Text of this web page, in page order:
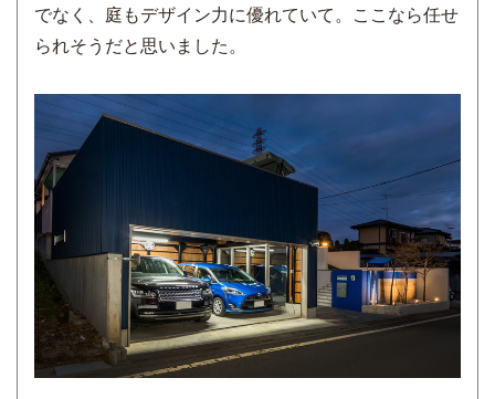
でなく、庭もデザイン力に優れていて。ここなら任せ
られそうだと思いました。